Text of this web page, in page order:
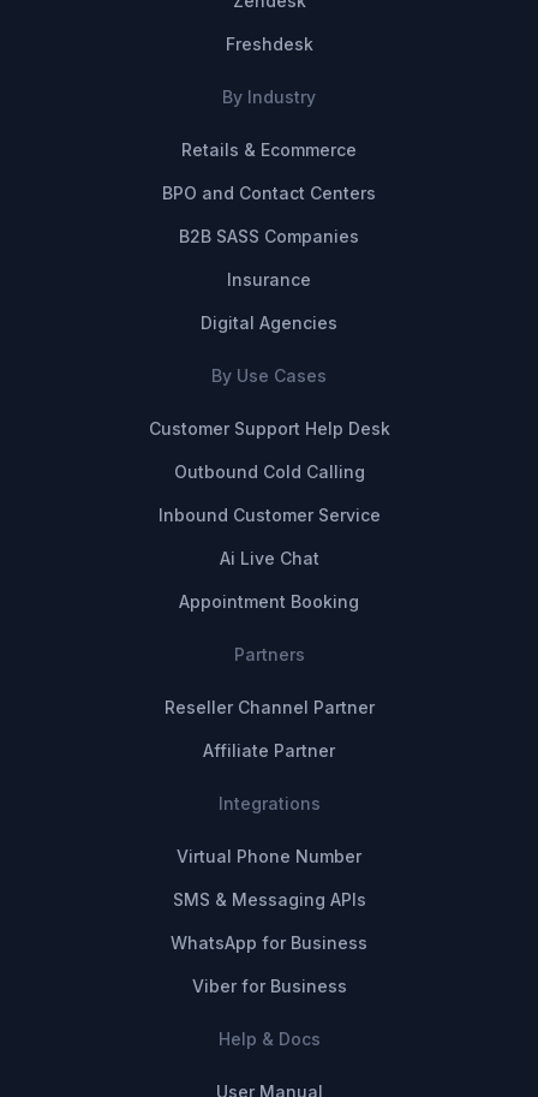
Freshdesk
By Industry
Retails & Ecommerce
BPO and Contact Centers
B2B SASS Companies
Insurance
Digital Agencies
By Use Cases
Customer Support Help Desk
Outbound Cold Calling
Inbound Customer Service
Ai Live Chat
Appointment Booking
Partners
Reseller Channel Partner
Affiliate Partner
Integrations
Virtual Phone Number
SMS & Messaging APIs
WhatsApp for Business
Viber for Business
Help & Docs
User Manual